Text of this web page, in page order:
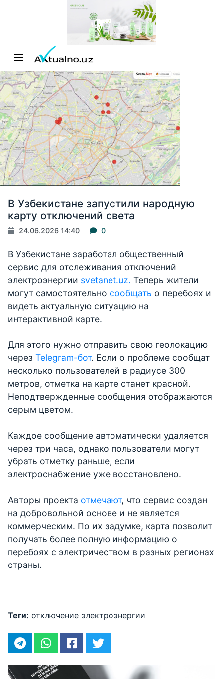
В Узбекистане запустили народную
карту отключений света
24.06.2026 14:40 0
В Узбекистане заработал общественный
сервис для отслеживания отключений
электроэнергии svetanet.uz. Теперь жители
могут самостоятельно сообщать о перебоях и
видеть актуальную ситуацию на
интерактивной карте.
Для этого нужно отправить свою геолокацию
через Telegram-бот. Если о проблеме сообщат
несколько пользователей в радиусе 300
метров, отметка на карте станет красной.
Неподтвержденные сообщения отображаются
серым цветом.
Каждое сообщение автоматически удаляется
через три часа, однако пользователи могут
убрать отметку раньше, если
электроснабжение уже восстановлено.
Авторы проекта отмечают, что сервис создан
на добровольной основе и не является
коммерческим. По их задумке, карта позволит
получать более полную информацию о
перебоях с электричеством в разных регионах
страны.
Теги: отключение электроэнергии